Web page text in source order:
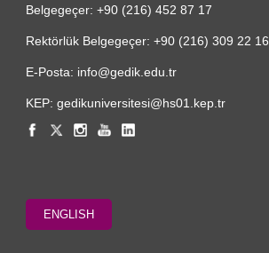
Belgegeçer: +90 (216) 452 87 17
Rektörlük Belgegeçer: +90 (216) 309 22 16
E-Posta: info@gedik.edu.tr
KEP: gedikuniversitesi@hs01.kep.tr
ENGLISH